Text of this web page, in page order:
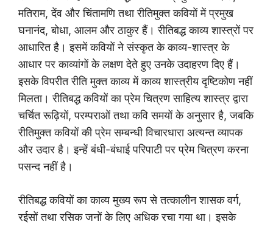
मतिराम, देंव और चिंतामणि तथा रीतिमुक्त कवियों में प्रमुख
घनानंद, बोधा, आलम और ठाकुर हैं। रीतिबद्ध काव्य शास्त्रों पर
आधारित है। इसमें कवियों ने संस्कृत के काव्य-शास्त्र के
आधार पर काव्यांगों के लक्षण देते हुए उनके उदाहरण दिए हैं।
इसके विपरीत रीति मुक्त काव्य में काव्य शास्त्रीय दृष्टिकोण नहीं
मिलता। रीतिबद्ध कवियों का प्रेम चित्रण साहित्य शास्त्र द्वारा
चर्चित रूढ़ियों, परम्पराओं तथा कवि समयों के अनुसार है, जबकि
रीतिमुक्त कवियों की प्रेम सम्बन्धी विचारधारा अत्यन्त व्यापक
और उदार है। इन्हें बंधी-बंधाई परिपाटी पर प्रेम चित्रण करना
पसन्द नहीं है।
रीतिबद्ध कवियों का काव्य मुख्य रूप से तत्कालीन शासक वर्ग,
रईसों तथा रसिक जनों के लिए अधिक रचा गया था। इसके